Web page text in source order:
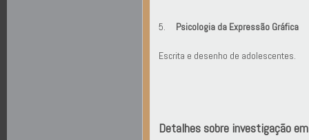
5. Psicologia da Expressão Gráfica
Escrita e desenho de adolescentes.
Detalhes sobre investigação